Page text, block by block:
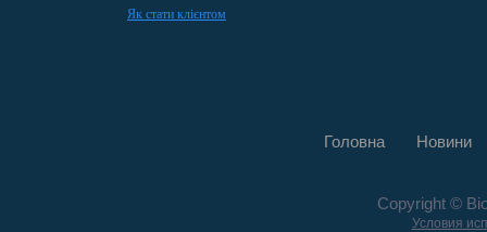
Як стати клієнтом
Головна Новини
Copyright ©
Условия